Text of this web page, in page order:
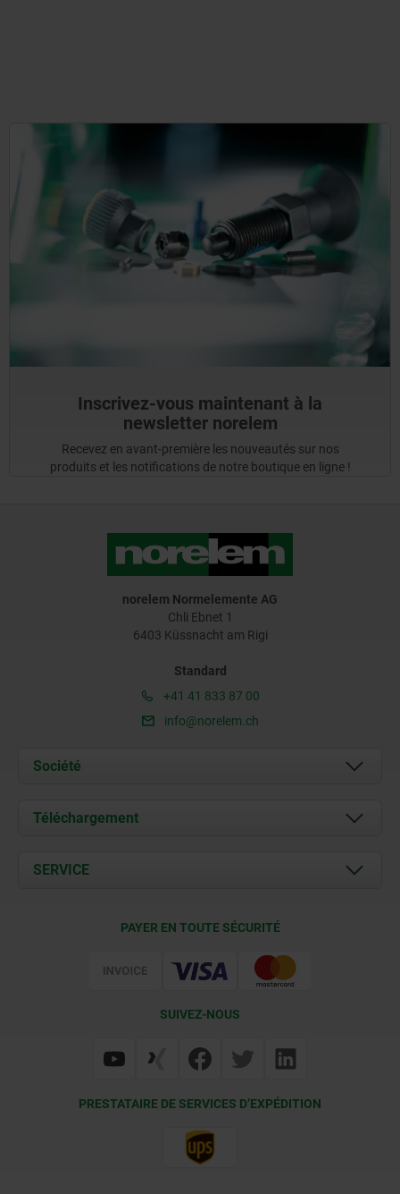
Inscrivez-vous maintenant à la
newsletter norelem
Recevez en avant-première les nouveautés sur nos
produits et les notifications de notre boutique en ligne !
norelem Normelemente AG
Chli Ebnet 1
6403 Küssnacht am Rigi
Standard
+41 41 833 87 00
info@norelem.ch
Société
À propos de nous
Contact
Téléchargement
Documents
SERVICE
PAYER EN TOUTE SÉCURITÉ
SUIVEZ-NOUS
PRESTATAIRE DE SERVICES D’EXPÉDITION